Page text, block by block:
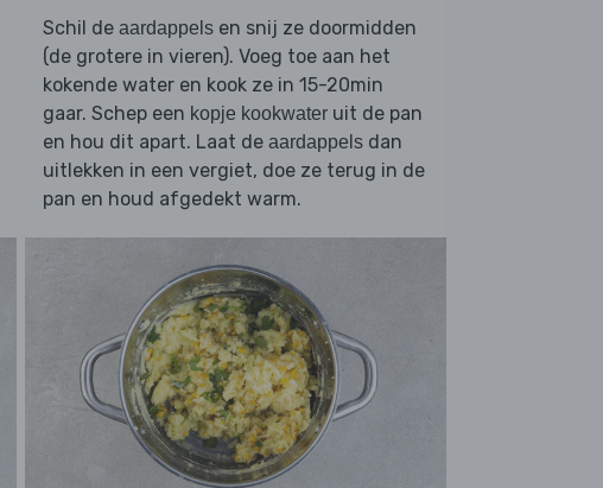
Schil de aardappels en snij ze doormidden
(de grotere in vieren). Voeg toe aan het
kokende water en kook ze in 15-20min
gaar. Schep een kopje kookwater uit de pan
en hou dit apart. Laat de aardappels dan
uitlekken in een vergiet, doe ze terug in de
pan en houd afgedekt warm.